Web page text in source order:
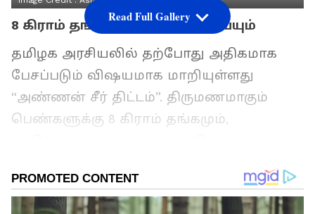
8 கிராம் தங்கமும், பட்டுப்புடவையும்
தமிழக அரசியலில் தற்போது அதிகமாக
பேசப்படும் விஷயமாக மாறியுள்ளது
“அண்ணன் சீர் திட்டம்”. திருமணமாகும்
பெண்களுக்கு 8 கிராம் தங்கமும்,
நடுத்தர குடும்பங்களில் பெரிய
எதிர்பார்ப்பை உருவாக்கியுள்ளது.
Read Full Gallery